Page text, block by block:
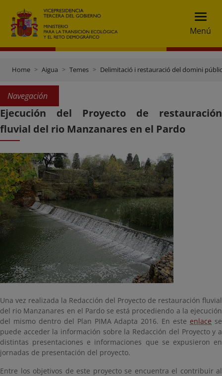
Menú
Home Aigua Temes Delimitació i restauració del domini
Navegación
Ejecución del Proyecto de restauración
fluvial del rio Manzanares en el Pardo
Una vez realizada la Redacción del Proyecto de restauración fluvial
del rio Manzanares en el Pardo se está procediendo a la ejecución
del mismo dentro del Plan PIMA Adapta 2016. En este enlace se
puede acceder la información sobre la Redacción del Proyecto y a
distintas presentaciones e informaciones que se expusieron en
jornadas de presentación del proyecto.
Entre los objetivos de este proyecto se encuentra el contribuir al